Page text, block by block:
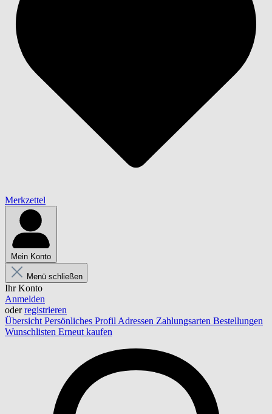
Merkzettel
Mein Konto
Menü schließen
Ihr Konto
Anmelden
oderregistrieren
Übersicht Persönliches Profil Adressen Zahlungsarten Bestellungen
Wunschlisten Erneut kaufen